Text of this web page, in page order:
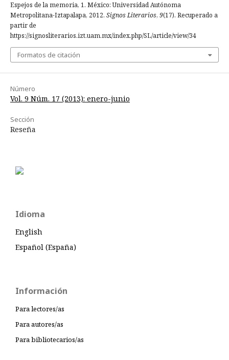
Espejos de la memoria, 1. México: Universidad Autónoma
Metropolitana-Iztapalapa, 2012. Signos Literarios, 9(17). Recuperado a
partir de
https://signosliterarios.izt.uam.mx/index.php/SL/article/view/34
Formatos de citación
Número
Vol. 9 Núm. 17 (2013): enero-junio
Sección
Reseña
Idioma
English
Español (España)
Información
Para lectores/as
Para autores/as
Para bibliotecarios/as